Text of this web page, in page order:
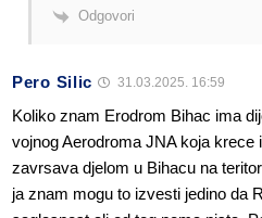
Odgovori
Pero Silic 31.03.2025. 16:59
Koliko znam Erodrom Bihac ima
vojnog Aerodroma JNA koja krece
zavrsava djelom u Bihacu na
ja znam mogu to izvesti jedino da